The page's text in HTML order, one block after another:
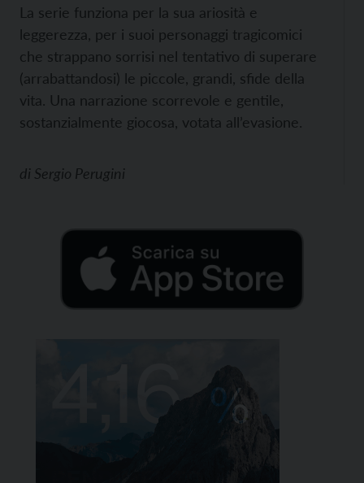
La serie funziona per la sua ariosità e
leggerezza, per i suoi personaggi tragicomici
che strappano sorrisi nel tentativo di superare
(arrabattandosi) le piccole, grandi, sfide della
vita. Una narrazione scorrevole e gentile,
sostanzialmente giocosa, votata all’evasione.
di Sergio Perugini